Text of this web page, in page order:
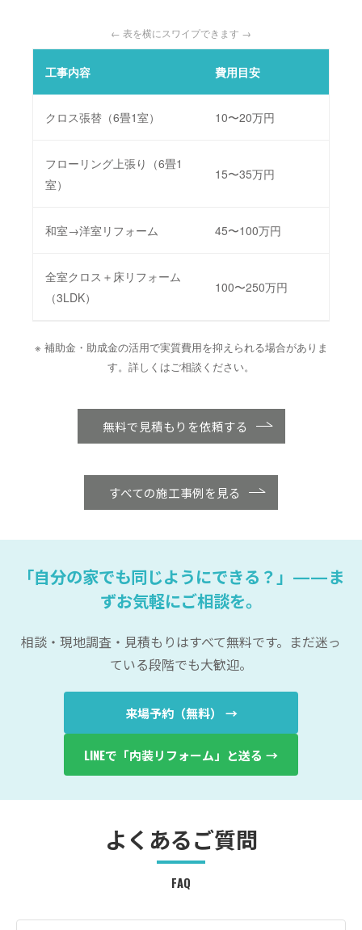
← 表を横にスワイプできます →
工事内容 費用目安
クロス張替（6畳1室） 10〜20万円
フローリング上張り（6畳1
室）
15〜35万円
和室→洋室リフォーム 45〜100万円
全室クロス＋床リフォーム
（3LDK）
100〜250万円
※ 補助金・助成金の活用で実質費用を抑えられる場合がありま
す。詳しくはご相談ください。
無料で見積もりを依頼する
すべての施工事例を見る
「自分の家でも同じようにできる？」——ま
ずお気軽にご相談を。
相談・現地調査・見積もりはすべて無料です。まだ迷っ
ている段階でも大歓迎。
来場予約（無料） →
LINEで「内装リフォーム」と送る →
よくあるご質問
FAQ